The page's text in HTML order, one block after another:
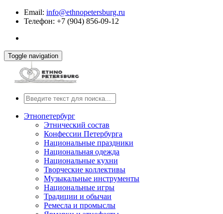
Email: info@ethnopetersburg.ru
Телефон: +7 (904) 856-09-12
Toggle navigation
Этнопетербург
Этнический состав
Конфессии Петербурга
Национальные праздники
Национальная одежда
Национальные кухни
Творческие коллективы
Музыкальные инструменты
Национальные игры
Традиции и обычаи
Ремесла и промыслы